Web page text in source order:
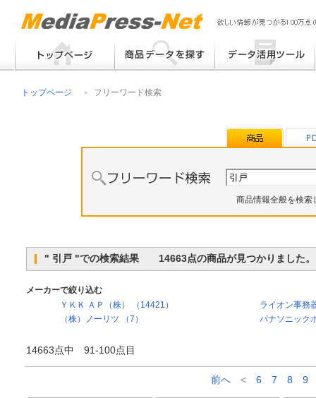
メーカー別検索
トップページ フリーワード検索
商品情報全般を検索
" 引戸 "での検索結果 14663点の商品が見つかりました。
メーカーで絞り込む
ＹＫＫ ＡＰ（株） （14421）
ライオン事務
（株）ノーリツ （7）
パナソニック
14663点中 91-100点目
前へ < 6 7 8 9